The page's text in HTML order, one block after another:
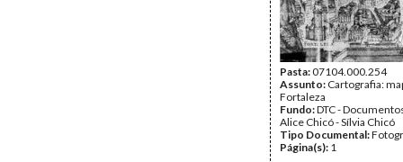
Pasta:07104.000.254
Assunto: Cartografia:
Fortaleza
Fundo:DTC -
Alice Chicó - Sílvia Chicó
Tipo Documental:
Página(s): 1